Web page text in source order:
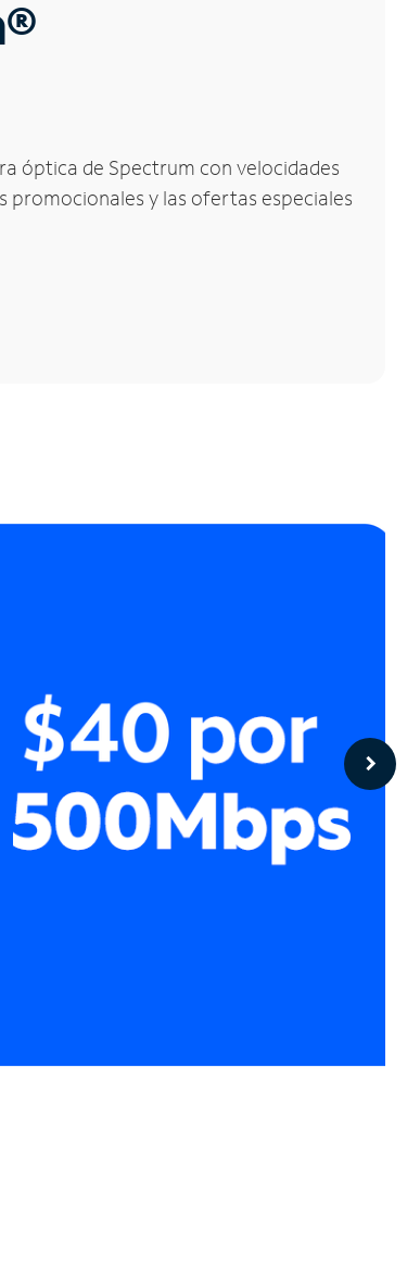
óptica de Spectrum con velocidades
promocionales y las ofertas especiales